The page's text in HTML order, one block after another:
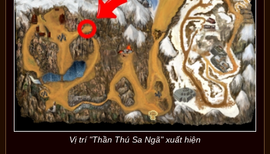
Vị trí "Thần Thú Sa Ngã" xuất hiện